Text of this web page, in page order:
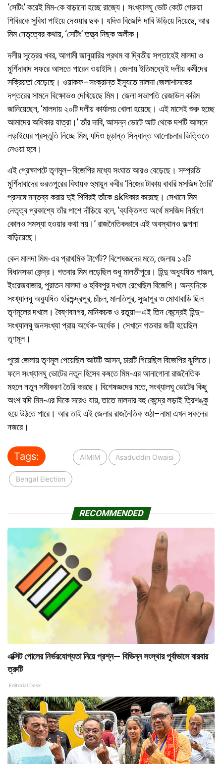
‘সেটিং’ করেই মিম-কে বাড়ানো হচ্ছে রাজ্যে। সংখ্যালঘু ভোট কেটে গেরুয়া
শিবিরকে সুবিধা পাইয়ে দেওয়ার ছক। যদিও বিজেপি দাবি উড়িয়ে দিয়েছে, আর
মিম নেতৃত্বের কথায়, ‘সেটিং’ তত্ত্ব নিছক অলীক।
দলীয় সূত্রের খবর, আগামী জানুয়ারির প্রথম বা দ্বিতীয় সপ্তাহেই মালদা ও
মুর্শিদাবাদ সফরে আসতে পারেন ওয়াইসি। জেলায় ইতিমধ্যেই দলীয় কর্মীদের
সক্রিয়তা বেড়েছে। ওয়াকফ–সংক্রান্ত ইস্যুতে মালদা জেলাশাসকের
দপ্তরের সামনে বিক্ষোভও দেখিয়েছে মিম। জেলা সভাপতি রেজাউল করিম
জানিয়েছেন, ‘মালদায় ২০টি দলীয় কার্যালয় খোলা হয়েছে। এই মাসেই শুরু হচ্ছে
আমাদের অধিকার যাত্রা।’ তাঁর দাবি, আসন্ন ভোটে আট থেকে দশটি আসনে
লড়াইয়ের প্রস্তুতি নিচ্ছে মিম, যদিও চূড়ান্ত সিদ্ধান্ত আলোচনার ভিত্তিতে
নেওয়া হবে।
এই প্রেক্ষাপটে তৃণমূল–বিজেপির মধ্যে সংঘাত আরও বেড়েছে। সম্প্রতি
মুর্শিদাবাদের ভরতপুরের বিধায়ক হুমায়ুন কবীর ‘নিজের টাকায় বাবরি মসজিদ তৈরি’
প্রসঙ্গে মন্তব্য করায় দুই শিবিরই তাঁকে skধিকার করেছে। সেখানে মিম
নেতৃত্ব প্রকাশ্যে তাঁর পাশে দাঁড়িয়ে বলে, ‘ব্যক্তিগত অর্থে মসজিদ নির্মাণে
কোনও সমস্যা হওয়ার কথা নয়।’ রাজনৈতিকভাবে এই অবস্থানও জল্পনা
বাড়িয়েছে।
কেন মালদা মিম-এর প্রাথমিক টার্গেট? বিশেষজ্ঞদের মতে, জেলায় ১২টি
বিধানসভা কেন্দ্র। গতবার মিম লড়েছিল শুধু মালতীপুরে। হিন্দু অধ্যুষিত গাজল,
ইংরেজবাজার, পুরাতন মালদা ও হবিবপুর দখলে রেখেছিল বিজেপি। অন্যদিকে
সংখ্যালঘু অধ্যুষিত হরিশ্চন্দ্রপুর, চাঁচল, মালতিপুর, সুজাপুর ও মোথাবাড়ি ছিল
তৃণমূলের দখলে। বৈষ্ণবনগর, মানিকচক ও রতুয়া—এই তিন কেন্দ্রেই হিন্দু–
সংখ্যালঘু জনসংখ্যা প্রায় অর্ধেক-অর্ধেক। সেখানে গতবার জয়ী হয়েছিল
তৃণমূল।
পুরো জেলায় তৃণমূল পেয়েছিল আটটি আসন, চারটি গিয়েছিল বিজেপির ঝুলিতে।
ফলে সংখ্যালঘু ভোটের নতুন হিসেব কষতে মিম-এর আনাগোনা রাজনৈতিক
মহলে নতুন সমীকরণ তৈরি করছে। বিশেষজ্ঞদের মতে, সংখ্যালঘু ভোটের কিছু
অংশ যদি মিম-এর দিকে সরেও যায়, তাতে মালদার বহু কেন্দ্রে লড়াই ত্রিশঙ্কু
হয়ে উঠতে পারে। আর তাই এই জেলার রাজনৈতিক ওঠা–নামা এখন সকলের
নজরে।
Tags: AIMIM Asaduddin Owaisi
Bengal Election
RECOMMENDED
এক্সিট পোলের নির্ভরযোগ্যতা নিয়ে প্রশ্ন— বিভিন্ন সংস্থার পূর্বাভাসে বারবার
ত্রুটি
Editorial Desk